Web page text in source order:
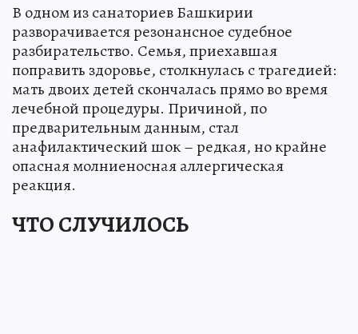
В одном из санаториев Башкирии
разворачивается резонансное судебное
разбирательство. Семья, приехавшая
поправить здоровье, столкнулась с трагедией:
мать двоих детей скончалась прямо во время
лечебной процедуры. Причиной, по
предварительным данным, стал
анафилактический шок – редкая, но крайне
опасная молниеносная аллергическая
реакция.
ЧТО СЛУЧИЛОСЬ